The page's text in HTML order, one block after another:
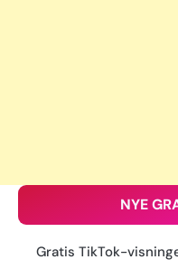
NYE
Gratis TikTok-